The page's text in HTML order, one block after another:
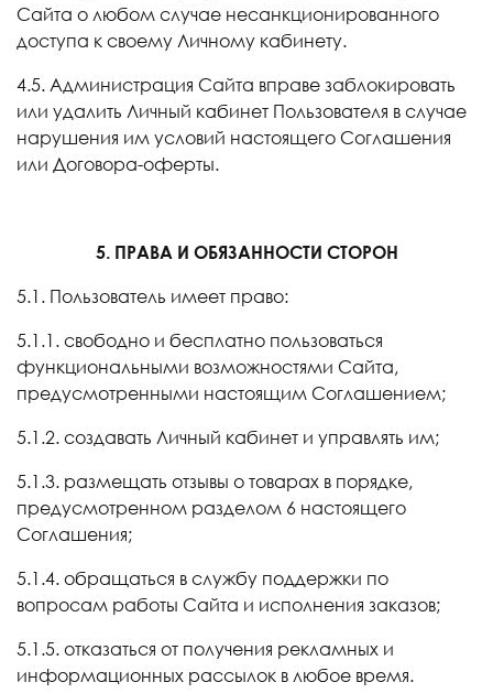
Сайта о любом случае несанкционированного
доступа к своему Личному кабинету.
4.5. Администрация Сайта вправе заблокировать
или удалить Личный кабинет Пользователя в случае
нарушения им условий настоящего Соглашения
или Договора-оферты.
5. ПРАВА И ОБЯЗАННОСТИ СТОРОН
5.1. Пользователь имеет право:
5.1.1. свободно и бесплатно пользоваться
функциональными возможностями Сайта,
предусмотренными настоящим Соглашением;
5.1.2. создавать Личный кабинет и управлять им;
5.1.3. размещать отзывы о товарах в порядке,
предусмотренном разделом 6 настоящего
Соглашения;
5.1.4. обращаться в службу поддержки по
вопросам работы Сайта и исполнения заказов;
5.1.5. отказаться от получения рекламных и
информационных рассылок в любое время.